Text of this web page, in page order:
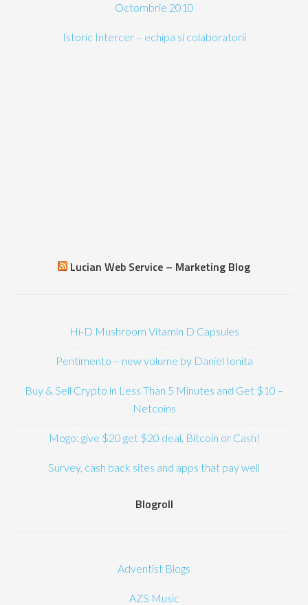
Octombrie 2010
Istoric Intercer – echipa si colaboratorii
Lucian Web Service – Marketing Blog
Hi-D Mushroom Vitamin D Capsules
Pentimento – new volume by Daniel Ionita
Buy & Sell Crypto in Less Than 5 Minutes and Get $10 –
Netcoins
Mogo: give $20 get $20 deal, Bitcoin or Cash!
Survey, cash back sites and apps that pay well
Blogroll
Adventist Blogs
AZS Music